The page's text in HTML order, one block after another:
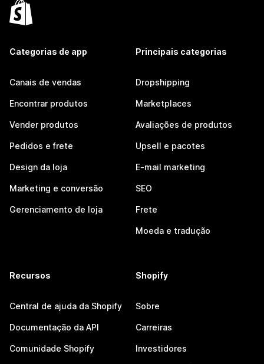
Categorias de app
Canais de vendas
Encontrar produtos
Vender produtos
Pedidos e frete
Design da loja
Marketing e conversão
Gerenciamento de loja
Principais categorias
Dropshipping
Marketplaces
Avaliações de produtos
Upsell e pacotes
E-mail marketing
SEO
Frete
Moeda e tradução
Recursos
Central de ajuda da Shopify
Documentação da API
Comunidade Shopify
Shopify
Sobre
Carreiras
Investidores